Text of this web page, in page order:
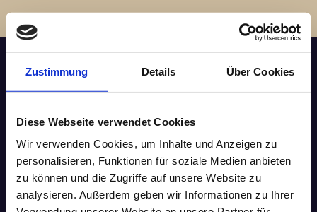
Zustimmung Details Über Cookies
Diese Webseite verwendet Cookies
Wir verwenden Cookies, um Inhalte und Anzeigen zu
personalisieren, Funktionen für soziale Medien anbieten
zu können und die Zugriffe auf unsere Website zu
analysieren. Außerdem geben wir Informationen zu Ihrer
Fachkraft für Arbeitssicherheit